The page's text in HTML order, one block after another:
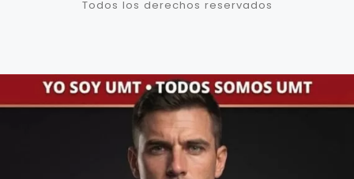
Todos los derechos reservados